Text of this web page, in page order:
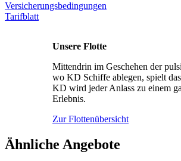
Versicherungsbedingungen
Tarifblatt
Unsere Flotte
Mittendrin im Geschehen der
wo KD Schiffe ablegen, spielt
KD wird jeder Anlass zu einem
Erlebnis.
Zur Flottenübersicht
Ähnliche Angebote